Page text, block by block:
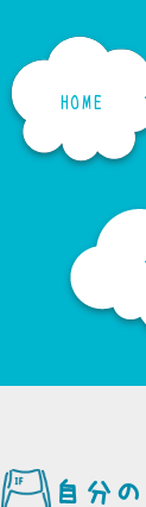
HOME
自分